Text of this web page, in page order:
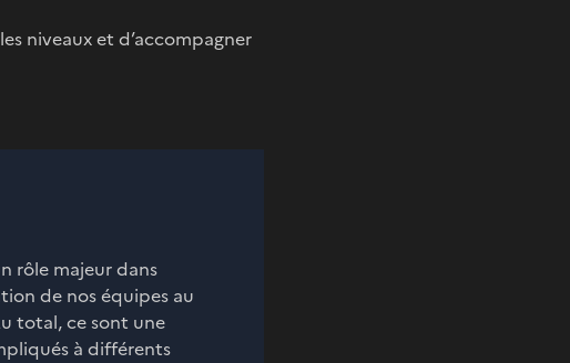
niveaux et d’accompagner
rôle majeur dans
de nos équipes au
total, ce sont une
à différents